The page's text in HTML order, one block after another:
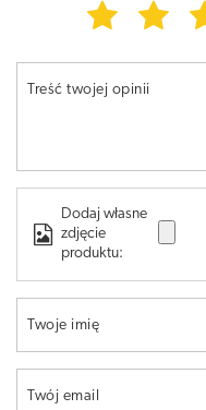
Treść twojej opinii
Dodaj własne
zdjęcie
produktu:
Twoje imię
Twój email